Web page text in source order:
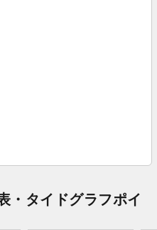
・タイドグラフポイ